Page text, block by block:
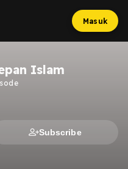
Masuk
Islam
Subscribe